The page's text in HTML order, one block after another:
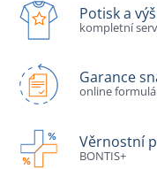
Potisk a
kompletní
Garance
online
Věrnostní
BONTIS+